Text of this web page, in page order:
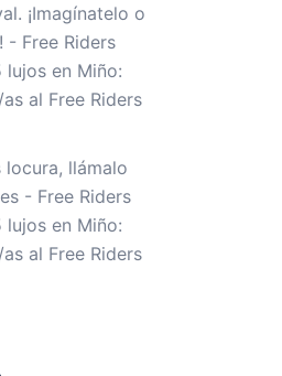
¡Imagínatelo o
- Free Riders
lujos en Miño:
al Free Riders
locura, llámalo
- Free Riders
lujos en Miño:
al Free Riders